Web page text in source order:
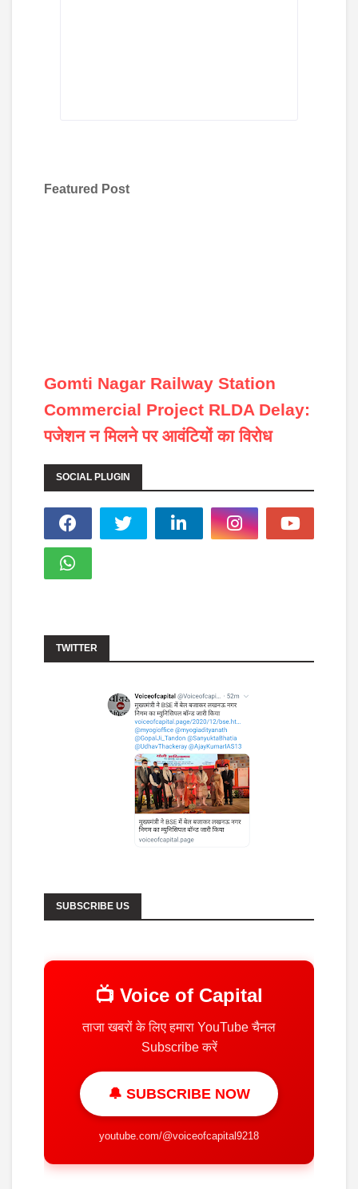
Featured Post
Gomti Nagar Railway Station
Commercial Project RLDA Delay:
पजेशन न मिलने पर आवंटियों का विरोध
SOCIAL PLUGIN
TWITTER
SUBSCRIBE US
📺 Voice of Capital
ताजा खबरों के लिए हमारा YouTube चैनल
Subscribe करें
🔔 SUBSCRIBE NOW
youtube.com/@voiceofcapital9218